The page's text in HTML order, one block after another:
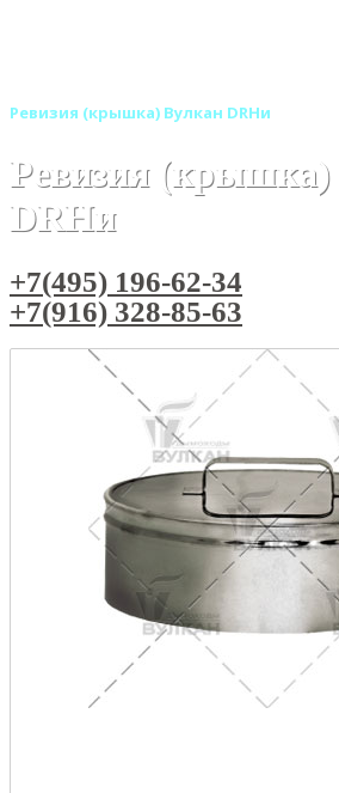
Ревизия (крышка) Вулкан DRHи
Ревизия (крышка)
DRHи
+7(495) 196-62-34
+7(916) 328-85-63